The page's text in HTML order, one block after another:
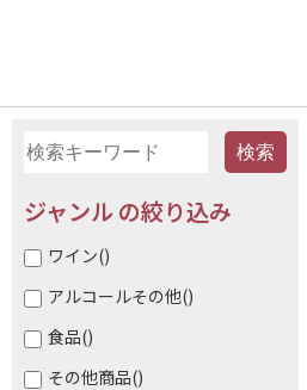
ジャンル の絞り込み
ワイン()
アルコールその他()
食品()
その他商品()